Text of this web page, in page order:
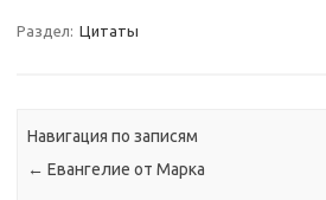
Раздел: Цитаты
Навигация по записям
← Евангелие от Марка